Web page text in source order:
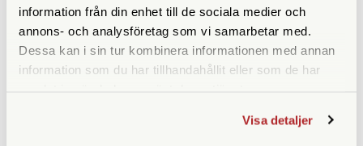
information från din enhet till de sociala medier och
annons- och analysföretag som vi samarbetar med.
Dessa kan i sin tur kombinera informationen med annan
information som du har tillhandahållit eller som de har
Visa detaljer
Adox
Adox Rodinal-Mesuring
Foma
Foma DX-Kod Klistermärken